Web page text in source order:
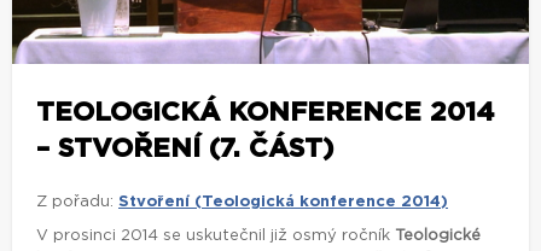
TEOLOGICKÁ KONFERENCE 2014
– STVOŘENÍ (7. ČÁST)
Z pořadu: Stvoření (Teologická konference 2014)
V prosinci 2014 se uskutečnil již osmý ročník
Teologické